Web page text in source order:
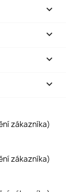



keyboard_arrow_down
zákazníka)
zákazníka)